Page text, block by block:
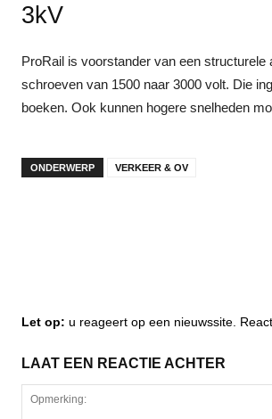
3kV
ProRail is voorstander van een
schroeven van 1500 naar 3000 volt. Die
boeken. Ook kunnen hogere snelheden
ONDERWERP VERKEER & OV
Let op: u reageert op een nieuwssite.
LAAT EEN REACTIE ACHTER